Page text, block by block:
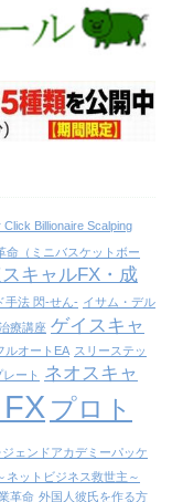
Click Billionaire Scalping
命（ミニバスケットボー
スキャルFX・成
手法 閃-せん- イサム・デル
療講座 ゲイスキャ
ルオートEA スリーステッ
ート
ネオスキャ
プロト
ェンドアカデミーパッケ
ネットビジネス救世主～
革命 外国人彼氏を作る方